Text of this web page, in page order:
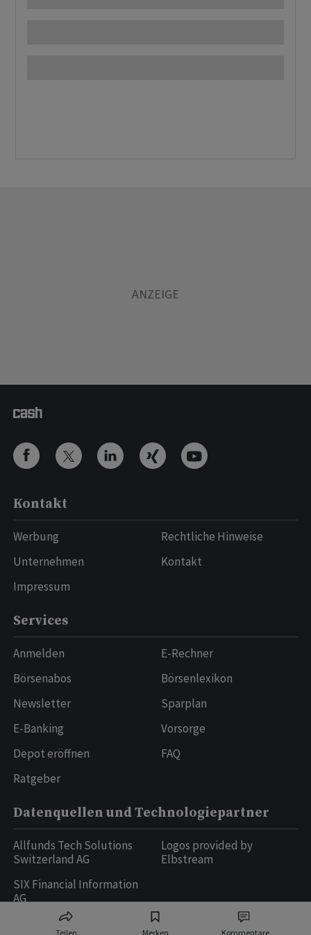
Teilen Merken Kommentare
Kontakt
Werbung
Unternehmen
Impressum
Rechtliche Hinweise
Kontakt
Services
Anmelden
Börsenabos
Newsletter
E-Banking
Depot eröffnen
Ratgeber
E-Rechner
Börsenlexikon
Sparplan
Vorsorge
FAQ
Datenquellen und Technologiepartner
Allfunds Tech Solutions
Switzerland AG
SIX Financial Information
AG
Logos provided by
Elbstream